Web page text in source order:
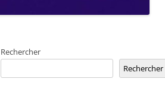
Rechercher
Rechercher